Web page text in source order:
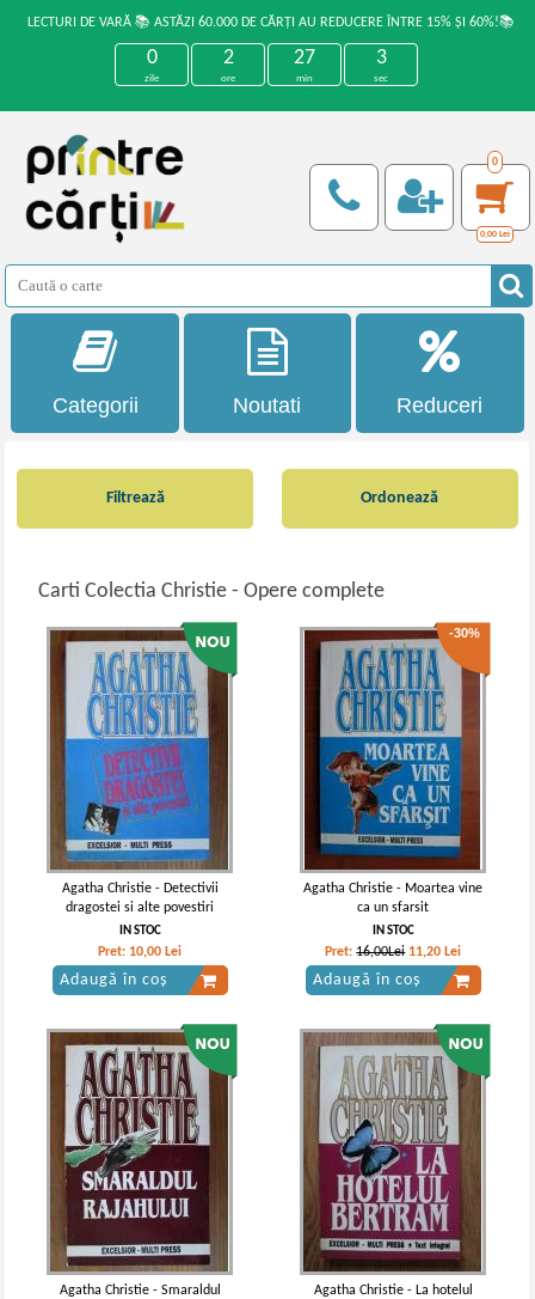
LECTURI DE VARĂ 📚 ASTĂZI 60.000 DE CĂRȚI AU REDUCERE ÎNTRE 15% ȘI 60%!📚
0
zile
2
ore
27
min
2
sec
0
0,00 Lei
Categorii Noutati Reduceri
Filtrează
Carti Colectia Christie - Opere complete
Ordonează
Agatha Christie - Detectivii
dragostei si alte povestiri
IN STOC
Pret: 10,00 Lei
Adaugă în coș
-30%
Agatha Christie - Moartea vine
ca un sfarsit
IN STOC
Pret:16,00Lei 11,20 Lei
Adaugă în coș
Agatha Christie - Smaraldul
Agatha Christie - La hotelul